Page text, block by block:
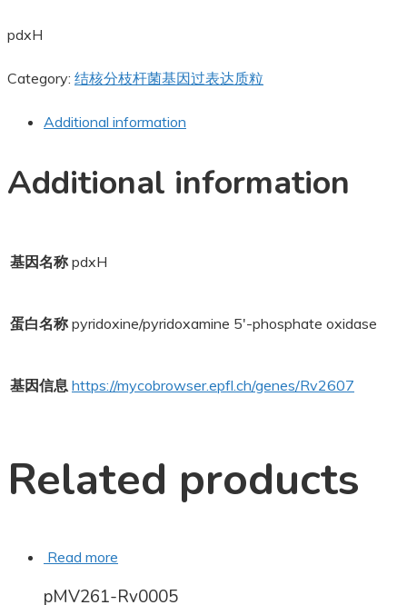
pdxH
Category: 结核分枝杆菌基因过表达质粒
Additional information
Additional information
基因名称 pdxH
蛋白名称 pyridoxine/pyridoxamine 5'-phosphate oxidase
基因信息 https://mycobrowser.epfl.ch/genes/Rv2607
Related products
Read more
pMV261-Rv0005